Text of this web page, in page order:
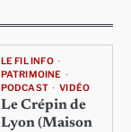
LE FIL INFO
PATRIMOINE
PODCAST
VIDÉO
Le Crépin de
Lyon (Maison